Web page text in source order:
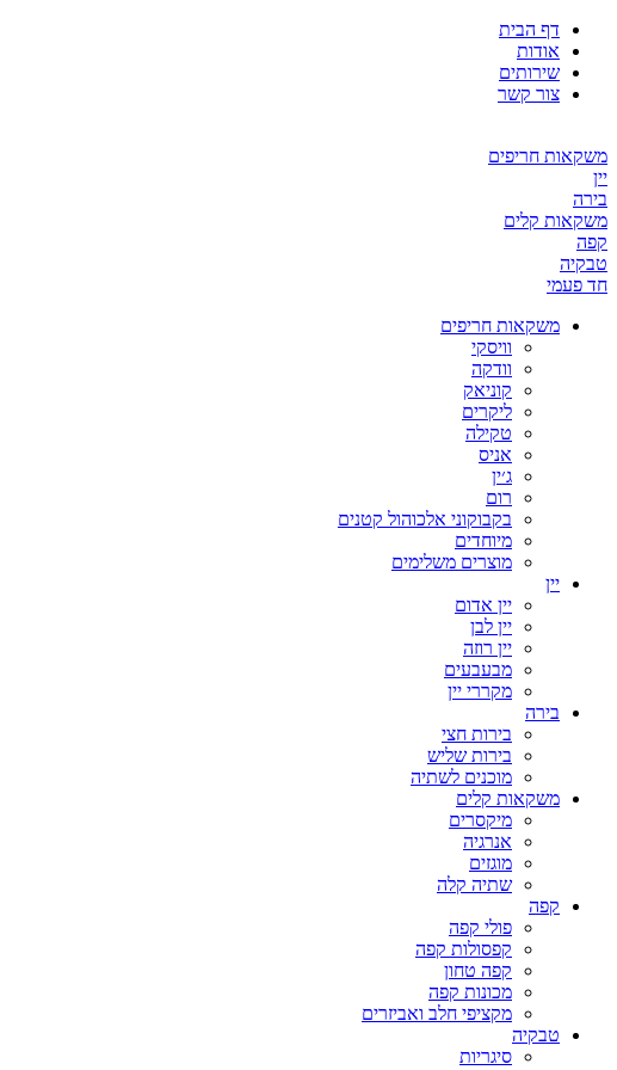
דף הבית
אודות
שירותים
צור קשר
משקאות חריפים
יין
בירה
משקאות קלים
קפה
טבקיה
חד פעמי
משקאות חריפים
וויסקי
וודקה
קוניאק
ליקרים
טקילה
אניס
ג׳ין
רום
בקבוקוני אלכוהול קטנים
מיוחדים
מוצרים משלימים
יין
יין אדום
יין לבן
יין רוזה
מבעבעים
מקררי יין
בירה
בירות חצי
בירות שליש
מוכנים לשתיה
משקאות קלים
מיקסרים
אנרגיה
מוגזים
שתיה קלה
קפה
פולי קפה
קפסולות קפה
קפה טחון
מכונות קפה
מקציפי חלב ואביזרים
טבקיה
סיגריות